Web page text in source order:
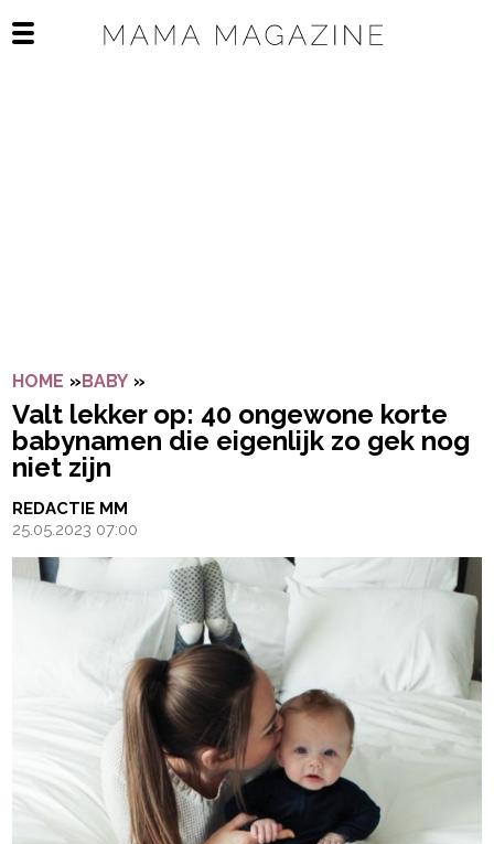
Open het mobiele menu
HOME »BABY »
Valt lekker op: 40 ongewone korte
babynamen die eigenlijk zo gek nog
niet zijn
REDACTIE MM
25.05.2023 07:00